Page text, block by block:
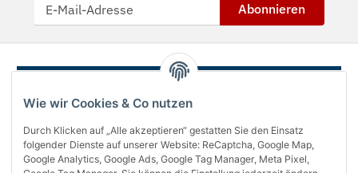
Wie wir Cookies & Co nutzen
Durch Klicken auf „Alle akzeptieren“ gestatten Sie den Einsatz
folgender Dienste auf unserer Website: ReCaptcha, Google Map,
Google Analytics, Google Ads, Google Tag Manager, Meta Pixel,
Abonnieren